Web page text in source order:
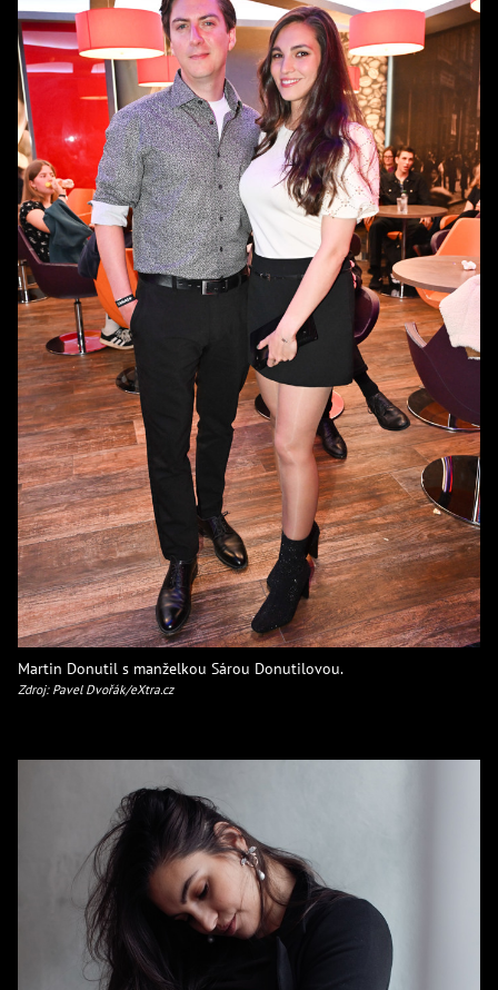
Martin Donutil s manželkou Sárou Donutilovou.
Zdroj: Pavel Dvořák/eXtra.cz